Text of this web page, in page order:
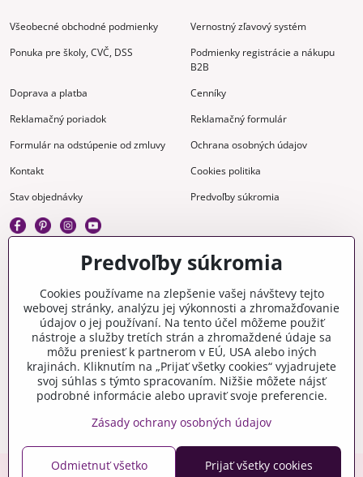
Všeobecné obchodné podmienky
Vernostný zľavový systém
Ponuka pre školy, CVČ, DSS
Podmienky registrácie a nákupu
B2B
Doprava a platba
Cenníky
Reklamačný poriadok
Reklamačný formulár
Formulár na odstúpenie od zmluvy
Ochrana osobných údajov
Kontakt
Cookies politika
Stav objednávky
Predvoľby súkromia
Gravírovanie
Materiály na stiahnutie
Videonávody
Blog
Kreatívna poradňa
Predvoľby súkromia
Cookies používame na zlepšenie vašej návštevy tejto
webovej stránky, analýzu jej výkonnosti a zhromažďovanie
údajov o jej používaní. Na tento účel môžeme použiť
nástroje a služby tretích strán a zhromaždené údaje sa
môžu preniesť k partnerom v EÚ, USA alebo iných
krajinách. Kliknutím na „Prijať všetky cookies“ vyjadrujete
svoj súhlas s týmto spracovaním. Nižšie môžete nájsť
podrobné informácie alebo upraviť svoje preferencie.
Zásady ochrany osobných údajov
Prijať všetky cookies
Odmietnuť všetko